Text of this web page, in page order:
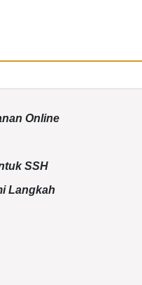
Online
SSH
Langkah